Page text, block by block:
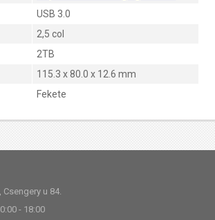
USB 3.0
2,5 col
2TB
115.3 x 80.0 x 12.6 mm
Fekete
u 84.
- 18:00